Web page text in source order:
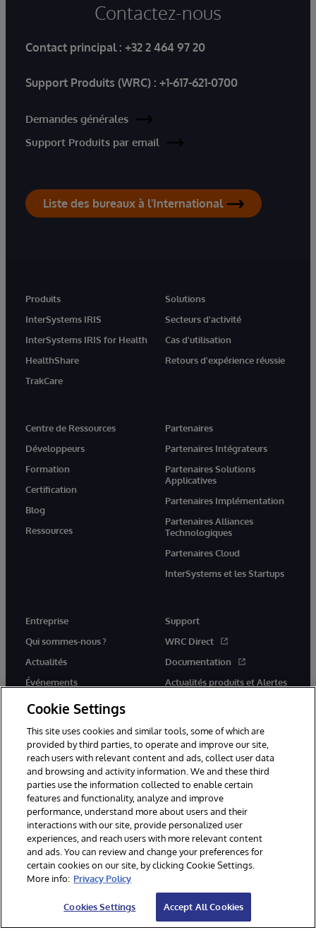
Contactez-nous
Contact principal : +32 2 464 97 20
Support Produits (WRC) : +1-617-621-0700
Demandes générales
Support Produits par email
Liste des bureaux à l'International
Produits
InterSystems IRIS
InterSystems IRIS for Health
HealthShare
TrakCare
Solutions
Secteurs d'activité
Cas d'utilisation
Retours d'expérience réussie
Centre de Ressources
Développeurs
Formation
Certification
Blog
Ressources
Partenaires
Partenaires Intégrateurs
Partenaires Solutions
Applicatives
Partenaires Implémentation
Partenaires Alliances
Technologiques
Partenaires Cloud
InterSystems et les Startups
Entreprise
Qui sommes-nous ?
Actualités
Événements
Rejoignez-nous
Support
WRC Direct
Documentation
Actualités produits et Alertes
© 1996-2026 InterSystems Corporation, Cambridge, MA. Tous droits
réservés.
Mentions légales
Déclaration de confidentialité d'InterSystems Corporation
Accessibilité
Cookie Settings
This site uses cookies and similar tools, some of which are
provided by third parties, to operate and improve our site,
reach users with relevant content and ads, collect user data
and browsing and activity information. We and these third
parties use the information collected to enable certain
features and functionality, analyze and improve
performance, understand more about users and their
interactions with our site, provide personalized user
experiences, and reach users with more relevant content
and ads. You can review and change your preferences for
certain cookies on our site, by clicking Cookie Settings.
More info: Privacy Policy
Cookies Settings Accept All Cookies